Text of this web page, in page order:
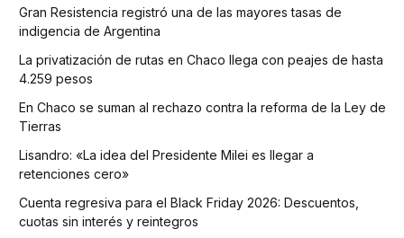
Gran Resistencia registró una de las mayores tasas de
indigencia de Argentina
La privatización de rutas en Chaco llega con peajes de hasta
4.259 pesos
En Chaco se suman al rechazo contra la reforma de la Ley de
Tierras
Lisandro: «La idea del Presidente Milei es llegar a
retenciones cero»
Cuenta regresiva para el Black Friday 2026: Descuentos,
cuotas sin interés y reintegros